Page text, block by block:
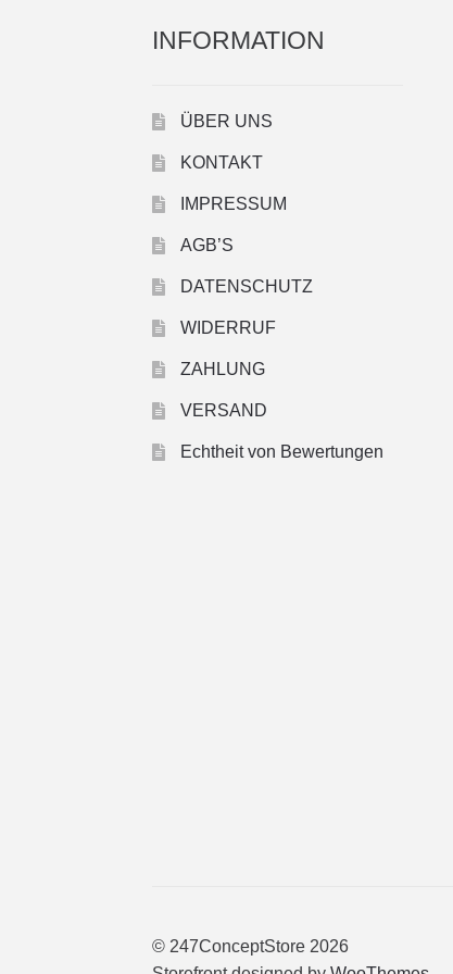
INFORMATION
ÜBER UNS
KONTAKT
IMPRESSUM
AGB’S
DATENSCHUTZ
WIDERRUF
ZAHLUNG
VERSAND
Echtheit von Bewertungen
© 247ConceptStore 2026